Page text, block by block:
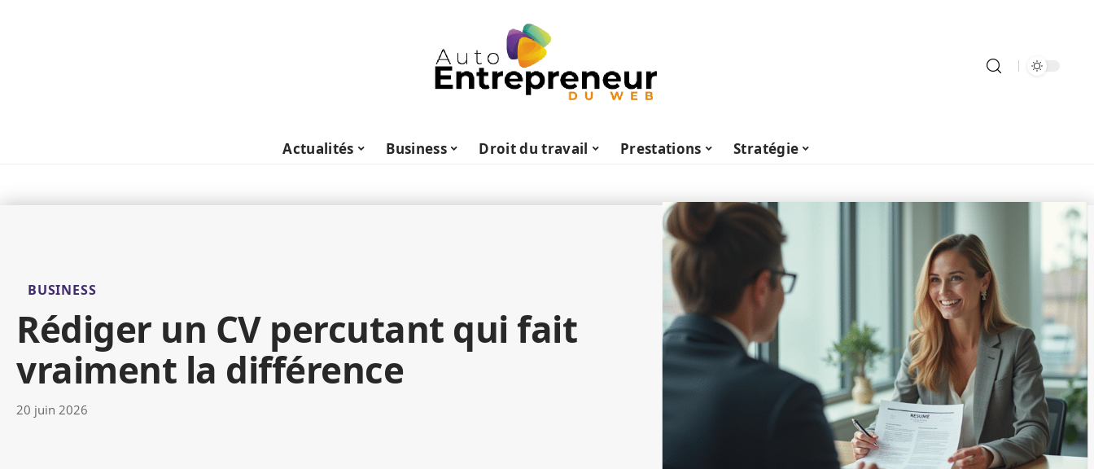
Actualités Business Droit du travail Prestations Stratégie
BUSINESS
Rédiger un CV percutant qui fait
vraiment la différence
20 juin 2026